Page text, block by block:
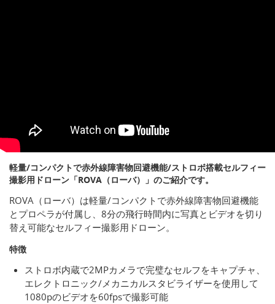
軽量/コンパクトで赤外線障害物回避機能/ストロボ搭載セルフィー
撮影用ドローン「ROVA（ローバ）」のご紹介です。
ROVA（ローバ）は軽量/コンパクトで赤外線障害物回避機能
とプロペラが付属し、8分の飛行時間内に写真とビデオを切り
替え可能なセルフィー撮影用ドローン。
特徴
ストロボ内蔵で2MPカメラで完璧なセルフをキャプチャ、
エレクトロニック/メカニカルスタビライザーを使用して
1080pのビデオを60fpsで撮影可能